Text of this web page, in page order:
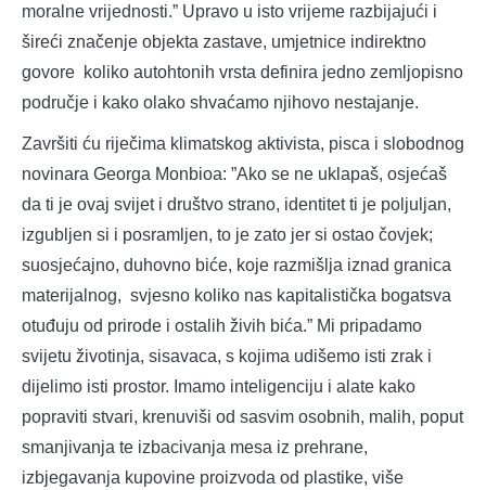
moralne vrijednosti.” Upravo u isto vrijeme razbijajući i
šireći značenje objekta zastave, umjetnice indirektno
govore koliko autohtonih vrsta definira jedno zemljopisno
područje i kako olako shvaćamo njihovo nestajanje.
Završiti ću riječima klimatskog aktivista, pisca i slobodnog
novinara Georga Monbioa: ”Ako se ne uklapaš, osjećaš
da ti je ovaj svijet i društvo strano, identitet ti je poljuljan,
izgubljen si i posramljen, to je zato jer si ostao čovjek;
suosjećajno, duhovno biće, koje razmišlja iznad granica
materijalnog, svjesno koliko nas kapitalistička bogatsva
otuđuju od prirode i ostalih živih bića.” Mi pripadamo
svijetu životinja, sisavaca, s kojima udišemo isti zrak i
dijelimo isti prostor. Imamo inteligenciju i alate kako
popraviti stvari, krenuviši od sasvim osobnih, malih, poput
smanjivanja te izbacivanja mesa iz prehrane,
izbjegavanja kupovine proizvoda od plastike, više